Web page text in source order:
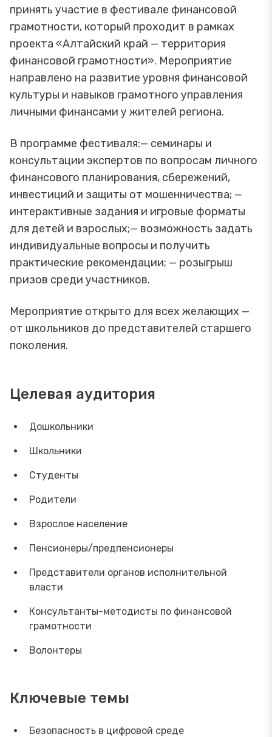
принять участие в фестивале финансовой
грамотности, который проходит в рамках
проекта «Алтайский край — территория
финансовой грамотности». Мероприятие
направлено на развитие уровня финансовой
культуры и навыков грамотного управления
личными финансами у жителей региона.
В программе фестиваля:— семинары и
консультации экспертов по вопросам личного
финансового планирования, сбережений,
инвестиций и защиты от мошенничества; —
интерактивные задания и игровые форматы
для детей и взрослых;— возможность задать
индивидуальные вопросы и получить
практические рекомендации; — розыгрыш
призов среди участников.
Мероприятие открыто для всех желающих —
от школьников до представителей старшего
поколения.
Целевая аудитория
Дошкольники
Школьники
Студенты
Родители
Взрослое население
Пенсионеры/предпенсионеры
Представители органов исполнительной
власти
Консультанты-методисты по финансовой
грамотности
Волонтеры
Ключевые темы
Безопасность в цифровой среде